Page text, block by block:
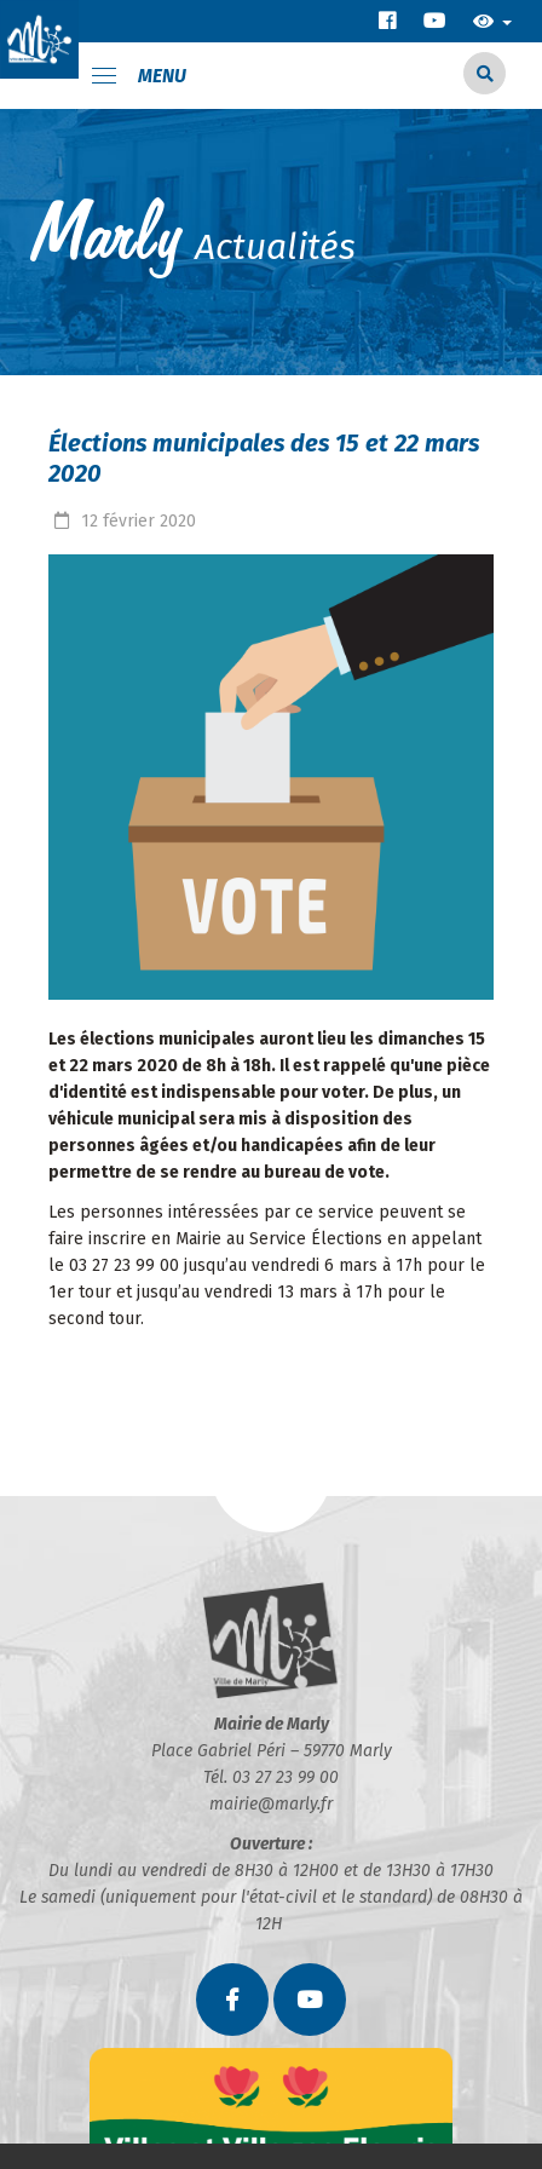
MENU
Actualités
Élections municipales des 15 et 22 mars
2020
12 février 2020
Les élections municipales auront lieu les dimanches 15
et 22 mars 2020 de 8h à 18h. Il est rappelé qu'une pièce
d'identité est indispensable pour voter. De plus, un
véhicule municipal sera mis à disposition des
personnes âgées et/ou handicapées afin de leur
permettre de se rendre au bureau de vote.
Les personnes intéressées par ce service peuvent se
faire inscrire en Mairie au Service Élections en appelant
le 03 27 23 99 00 jusqu’au vendredi 6 mars à 17h pour le
1er tour et jusqu’au vendredi 13 mars à 17h pour le
second tour.
Mairie de Marly
Place Gabriel Péri – 59770 Marly
Tél. 03 27 23 99 00
mairie@marly.fr
Ouverture :
Du lundi au vendredi de 8H30 à 12H00 et de 13H30 à 17H30
Le samedi (uniquement pour l'état-civil et le standard) de 08H30 à
12H